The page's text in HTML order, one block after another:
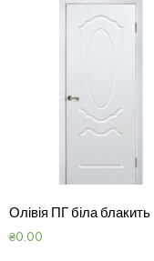
Олівія ПГ біла блакить
₴0.00